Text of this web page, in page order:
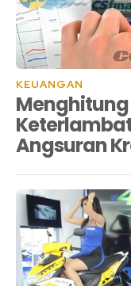
KEUANGAN
Angsuran